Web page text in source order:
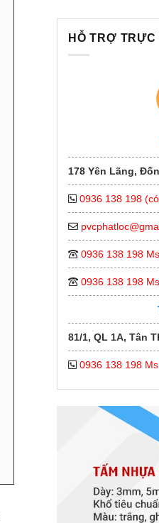
HỖ TRỢ TRỰC
178 Yên Lãng,
0936 138 198
0936 138 198
0936 138 198
81/1, QL 1A, Tân
0936 138 198